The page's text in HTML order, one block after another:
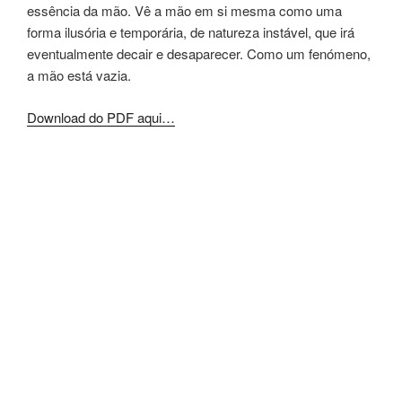
essência da mão. Vê a mão em si mesma como uma
forma ilusória e temporária, de natureza instável, que irá
eventualmente decair e desaparecer. Como um fenómeno,
a mão está vazia.
Download do PDF aqui…